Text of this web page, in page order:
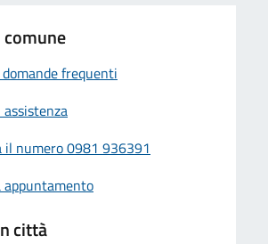
frequenti
assistenza
il numero 0981 936391
appuntamento
città